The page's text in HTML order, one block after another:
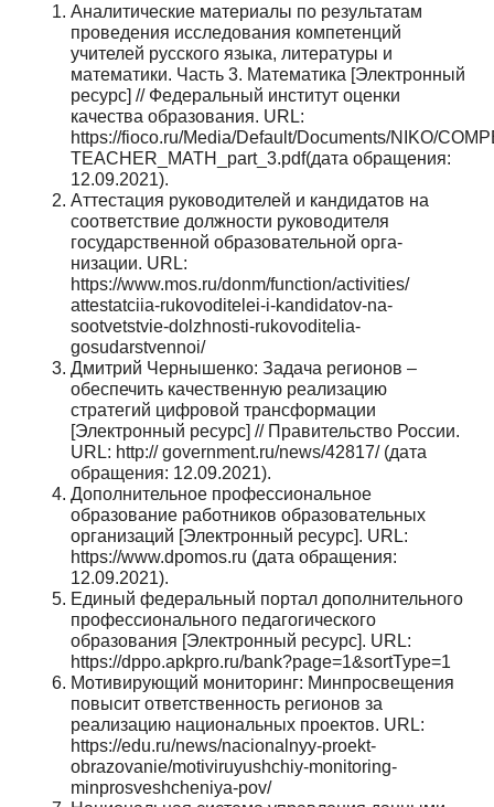
Аналитические материалы по результатам
проведения иссле­дования компетенций
учителей русского языка, литературы и
математики. Часть 3. Математика [Электронный
ресурс] // Федеральный институт оценки
качества образования. URL:
https://fioco.ru/Media/Default/Documents/NIKO/
TEACHER_MATH_part_3.pdf(дата обращения:
12.09.2021).
Аттестация руководителей и кандидатов на
соответствие долж­ности руководителя
государственной образовательной орга­
низации. URL:
https://www.mos.ru/donm/function/activities/
attestatciia-rukovoditelei-i-kandidatov-na-
sootvetstvie-dolzhnosti-rukovoditelia-
gosudarstvennoi/
Дмитрий Чернышенко: Задача регионов –
обеспечить каче­ственную реализацию
стратегий цифровой трансформации
[Электронный ресурс] // Правительство России.
URL: http:// government.ru/news/42817/ (дата
обращения: 12.09.2021).
Дополнительное профессиональное
образование работников образовательных
организаций [Электронный ресурс]. URL:
https://www.dpomos.ru (дата обращения:
12.09.2021).
Единый федеральный портал дополнительного
профессиональ­ного педагогического
образования [Электронный ресурс]. URL:
https://dppo.apkpro.ru/bank?page=1&sortType=1
Мотивирующий мониторинг: Минпросвещения
повысит от­ветственность регионов за
реализацию национальных проек­тов. URL:
https://edu.ru/news/nacionalnyy-proekt-
obrazovanie/motiviruyushchiy-monitoring-
minprosveshcheniya-pov/